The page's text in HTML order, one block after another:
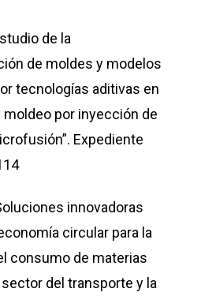
de la
de moldes y modelos
tecnologías aditivas en
por inyección de
Expediente
innovadoras
circular para la
consumo de materias
del transporte y la